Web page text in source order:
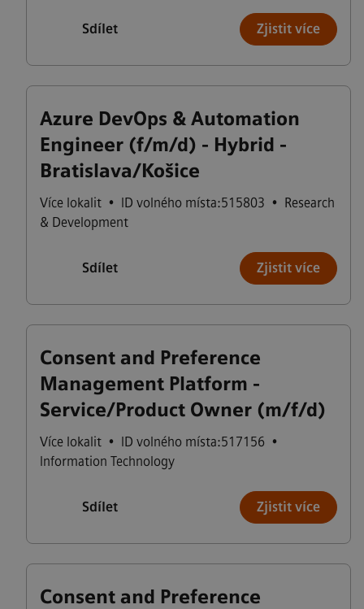
Sdílet Zjistit více
Azure DevOps & Automation
Engineer (f/m/d) - Hybrid -
Bratislava/Košice
Více lokalit • ID volného místa:515803 • Research
& Development
Sdílet Zjistit více
Consent and Preference
Management Platform -
Service/Product Owner (m/f/d)
Více lokalit • ID volného místa:517156 •
Information Technology
Sdílet Zjistit více
Consent and Preference